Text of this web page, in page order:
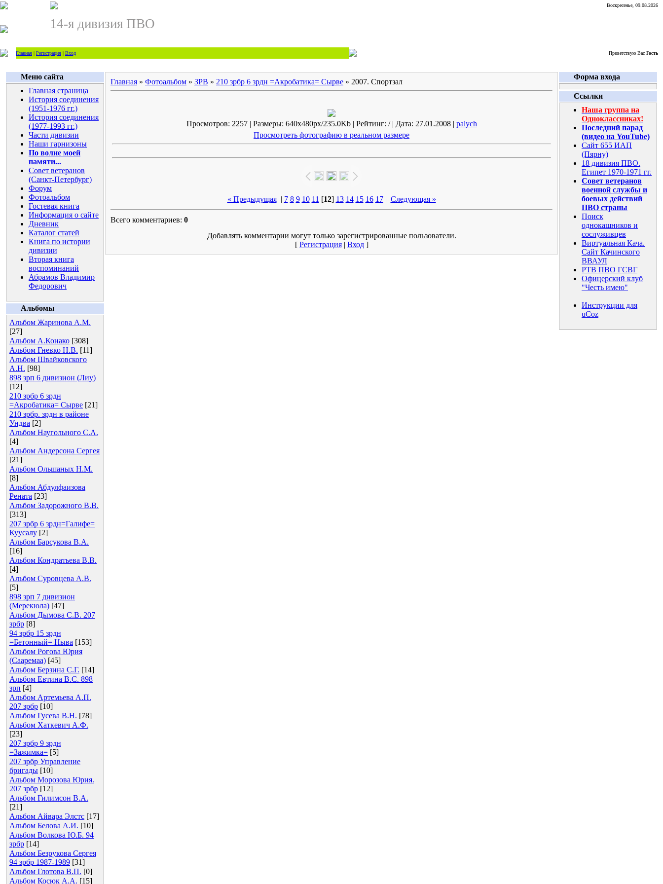
Воскресенье, 09.08.2026
14-я дивизия ПВО
Главная | Регистрация | Вход Приветствую Вас Гость
Меню сайта
Главная страница
История соединения
(1951-1976 гг.)
История соединения
(1977-1993 гг.)
Части дивизии
Наши гарнизоны
По волне моей
памяти...
Совет ветеранов
(Санкт-Петербург)
Форум
Фотоальбом
Гостевая книга
Информация о сайте
Дневник
Каталог статей
Книга по истории
дивизии
Вторая книга
воспоминаний
Абрамов Владимир
Федорович
Альбомы
Альбом Жаринова А.М.
[27]
Альбом А.Конако [308]
Альбом Гневко Н.В. [11]
Альбом Швайковского
А.Н. [98]
898 зрп 6 дивизион (Лиу)
[12]
210 зрбр 6 зрдн
=Акробатика= Сырве [21]
210 зрбр. зрдн в районе
Ундва [2]
Альбом Наугольного С.А.
[4]
Альбом Андерсона Сергея
[21]
Альбом Ольшаных Н.М.
[8]
Альбом Абдулфаизова
Рената [23]
Альбом Задорожного В.В.
[313]
207 зрбр 6 зрдн=Галифе=
Куусалу [2]
Альбом Барсукова В.А.
[16]
Альбом Кондратьева В.В.
[4]
Альбом Суровцева А.В.
[5]
898 зрп 7 дивизион
(Мерекюла) [47]
Альбом Дымова С.В. 207
зрбр [8]
94 зрбр 15 зрдн
=Бетонный= Ныва [153]
Альбом Рогова Юрия
(Сааремаа) [45]
Альбом Берзина С.Г. [14]
Альбом Евтина В.С. 898
зрп [4]
Альбом Артемьева А.П.
207 зрбр [10]
Альбом Гусева В.Н. [78]
Альбом Хаткевич А.Ф.
[23]
207 зрбр 9 зрдн
=Зажимка= [5]
207 зрбр Управление
бригады [10]
Альбом Морозова Юрия.
207 зрбр [12]
Альбом Гилимсон В.А.
[21]
Альбом Айвара Элстс [17]
Альбом Белова А.И. [10]
Альбом Волкова Ю.Б. 94
зрбр [14]
Альбом Безрукова Сергея
94 зрбр 1987-1989 [31]
Альбом Глотова В.П. [0]
Альбом Косюк А.А. [15]
Главная » Фотоальбом » ЗРВ » 210 зрбр 6 зрдн =Акробатика= Сырве » 2007. Спортзал
Просмотров: 2257 | Размеры: 640x480px/235.0Kb | Рейтинг: / | Дата: 27.01.2008 | palych
Просмотреть фотографию в реальном размере
« Предыдущая| 7 8 9 10 11 [12] 13 14 15 16 17| Следующая »
Всего комментариев: 0
Добавлять комментарии могут только зарегистрированные пользователи.
[ Регистрация| Вход]
Форма входа
Ссылки
Наша группа на
Одноклассниках!
Последний парад
(видео на YouTube)
Сайт 655 ИАП
(Пярну)
18 дивизия ПВО.
Египет 1970-1971 гг.
Совет ветеранов
военной службы и
боевых действий
ПВО страны
Поиск
однокашников и
сослуживцев
Виртуальная Кача.
Сайт Качинского
ВВАУЛ
РТВ ПВО ГСВГ
Офицерский клуб
"Честь имею"
Инструкции для
uCoz